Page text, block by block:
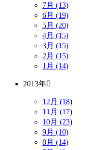
7月 (13)
6月 (19)
5月 (20)
4月 (15)
3月 (15)
2月 (15)
1月 (14)
2013年
12月 (18)
11月 (17)
10月 (23)
9月 (10)
8月 (14)